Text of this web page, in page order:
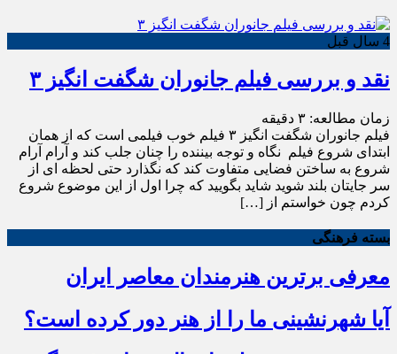
4 سال قبل
نقد و بررسی فیلم جانوران شگفت انگیز ۳
زمان مطالعه: ۳ دقیقه
فیلم جانوران شگفت انگیز ۳ فیلم خوب فیلمی است که از همان
ابتدای شروع فیلم نگاه و توجه بیننده را چنان جلب کند و آرام آرام
شروع به ساختن فضایی متفاوت کند که نگذارد حتی لحظه ای از
سر جایتان بلند شوید شاید بگویید که چرا اول از این موضوع شروع
کردم چون خواستم از […]
بسته فرهنگی
معرفی برترین هنرمندان معاصر ایران
آیا شهرنشینی ما را از هنر دور کرده است؟